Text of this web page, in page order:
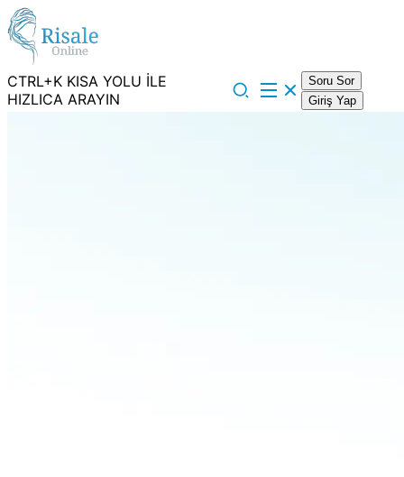
CTRL+K KISA YOLU İLE
HIZLICA ARAYIN
Soru Sor
Giriş Yap